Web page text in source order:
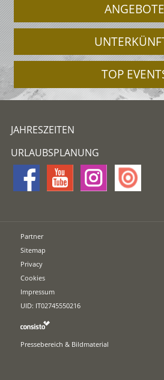
ANGEBOTE
TOP
JAHRESZEITEN
URLAUBSPLANUNG
Partner
Sitemap
Privacy
Cookies
Impressum
UID: IT02745550216
Pressebereich & Bildmaterial